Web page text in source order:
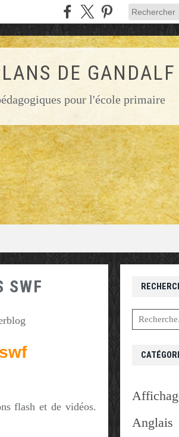
DE GANDALF
pour l'école primaire
SWF
flash et de vidéos.
Anglais